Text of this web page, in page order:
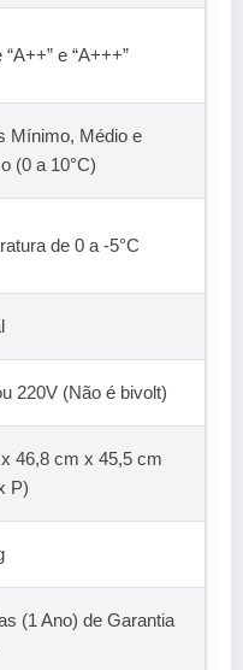
e “A+++”
Mínimo, Médio e
(0 a 10°C)
de 0 a -5°C
220V (Não é bivolt)
46,8 cm x 45,5 cm
P)
(1 Ano) de Garantia